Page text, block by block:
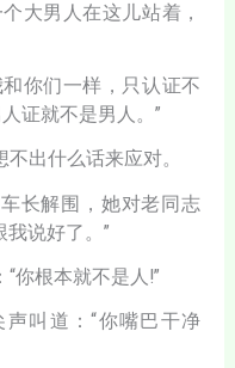
大男人在这儿站着，
你们一样，只认证不
证就不是男人。”
出什么话来应对。
长解围，她对老同志
说好了。”
你根本就不是人!”
叫道：“你嘴巴干净